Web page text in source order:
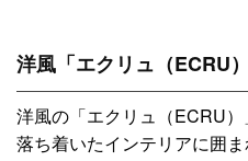
洋風「エクリュ（ECRU）
洋風の「エクリュ（ECRU）
落ち着いたインテリアに囲